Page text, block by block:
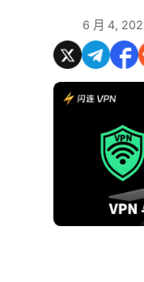
6 月 4,